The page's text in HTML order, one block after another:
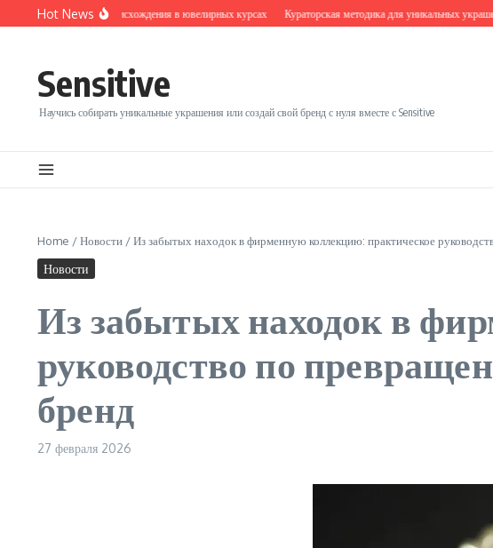
Перейти к содержанию
Hot News
Прозрачность происхождения в ювелирных курсах Кураторская методика для уникальных украшений
Sensitive
Научись собирать уникальные украшения или создай свой бренд с нуля вместе с Sensitive
Home /Новости /Из забытых находок в фирменную коллекцию: практическое
Новости
Из забытых находок в
руководство по
бренд
27 февраля 2026